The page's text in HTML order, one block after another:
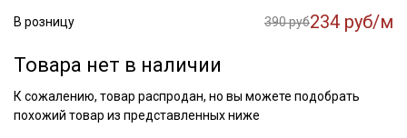
В розницу 390 руб234 руб/м
Товара нет в наличии
К сожалению, товар распродан, но вы можете подобрать
похожий товар из представленных ниже